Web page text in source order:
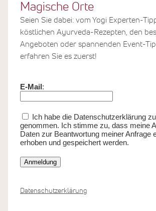
Magische Orte
Seien Sie dabei: vom Yogi Experten-
köstlichen Ayurveda-Rezepten, den
Angeboten oder spannenden Event-
erfahren Sie es zuerst!
Datenschutzerklärung